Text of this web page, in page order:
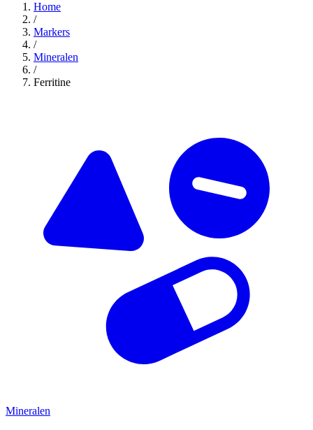
Home
/
Markers
/
Mineralen
/
Ferritine
Mineralen